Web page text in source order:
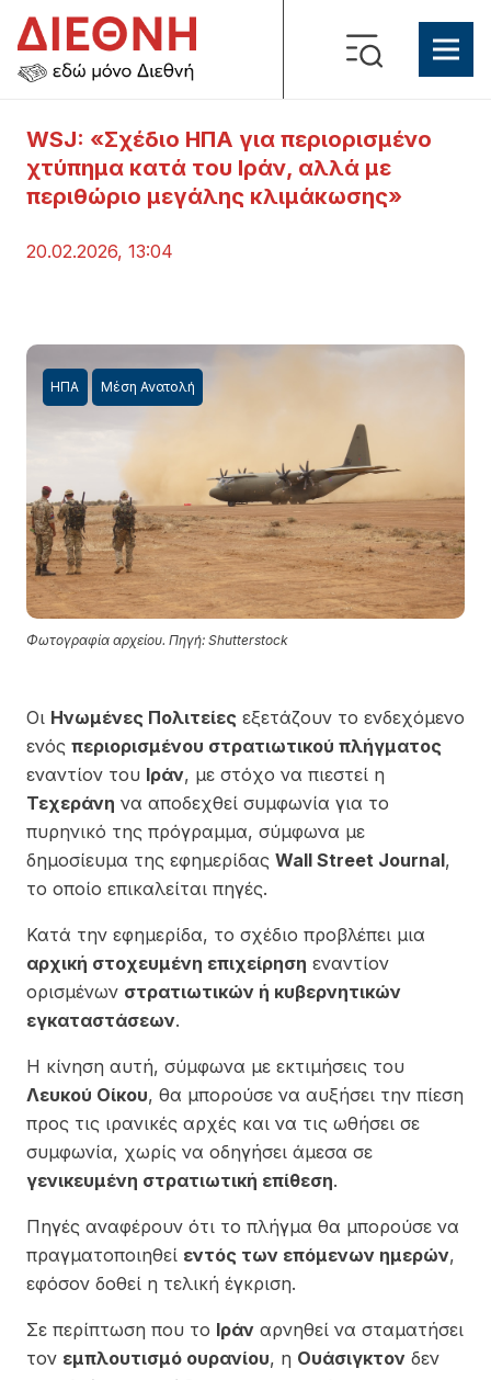
WSJ: «Σχέδιο ΗΠΑ για περιορισμένο
χτύπημα κατά του Ιράν, αλλά με
περιθώριο μεγάλης κλιμάκωσης»
20.02.2026, 13:04
Φωτογραφία αρχείου. Πηγή: Shutterstock
ΗΠΑ Μέση Ανατολή
Οι Ηνωμένες Πολιτείες εξετάζουν το ενδεχόμενο
ενός περιορισμένου στρατιωτικού πλήγματος
εναντίον του Ιράν, με στόχο να πιεστεί η
Τεχεράνη να αποδεχθεί συμφωνία για το
πυρηνικό της πρόγραμμα, σύμφωνα με
δημοσίευμα της εφημερίδας Wall Street Journal,
το οποίο επικαλείται πηγές.
Κατά την εφημερίδα, το σχέδιο προβλέπει μια
αρχική στοχευμένη επιχείρηση εναντίον
ορισμένων στρατιωτικών ή κυβερνητικών
εγκαταστάσεων.
Η κίνηση αυτή, σύμφωνα με εκτιμήσεις του
Λευκού Οίκου, θα μπορούσε να αυξήσει την πίεση
προς τις ιρανικές αρχές και να τις ωθήσει σε
συμφωνία, χωρίς να οδηγήσει άμεσα σε
γενικευμένη στρατιωτική επίθεση.
Πηγές αναφέρουν ότι το πλήγμα θα μπορούσε να
πραγματοποιηθεί εντός των επόμενων ημερών,
εφόσον δοθεί η τελική έγκριση.
Σε περίπτωση που το Ιράν αρνηθεί να σταματήσει
τον εμπλουτισμό ουρανίου, η Ουάσιγκτον δεν